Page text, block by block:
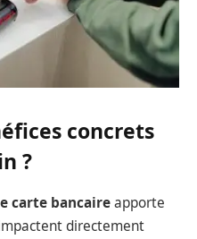
concrets
?
carte bancaireapporte
directement